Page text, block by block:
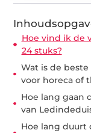
Hoe vind ik de
24 stuks?
Wat is de
voor horeca of
Hoe lang gaan
van
Hoe lang duurt